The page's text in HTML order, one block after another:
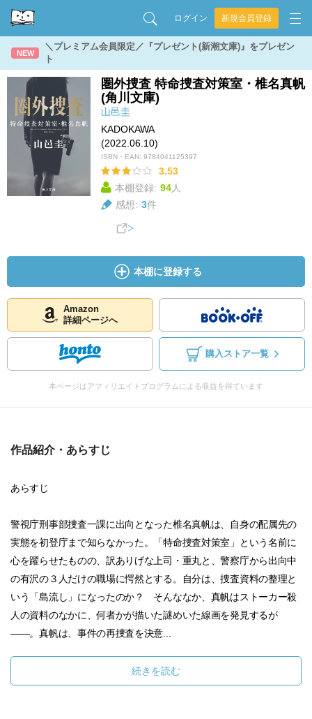
ログイン 新規会員登録
NEW
＼プレミアム会員限定／『プレゼント(新潮文庫)』をプレゼン
ト
圏外捜査 特命捜査対策室・椎名真帆
(角川文庫)
山邑圭
KADOKAWA
(2022.06.10)
ISBN・EAN: 9784041125397
3.53
本棚登録: 94人
感想: 3件
本棚に登録する
Amazon
詳細ページへ
購入ストア一覧
本ページはアフィリエイトプログラムによる収益を得ています
作品紹介・あらすじ
あらすじ
警視庁刑事部捜査一課に出向となった椎名真帆は、自身の配属先の
実態を初登庁まで知らなかった。「特命捜査対策室」という名前に
心を躍らせたものの、訳ありげな上司・重丸と、警察庁から出向中
の有沢の３人だけの職場に愕然とする。自分は、捜査資料の整理と
いう「島流し」になったのか？ そんななか、真帆はストーカー殺
人の資料のなかに、何者かが描いた謎めいた線画を発見するが
――。真帆は、事件の再捜査を決意...
続きを読む